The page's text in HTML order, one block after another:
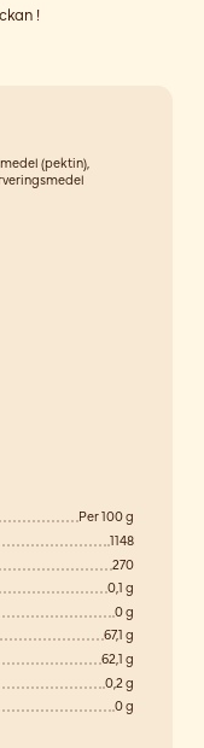
!
(pektin),
Per 100 g
1148
270
0,1 g
0 g
67,1 g
62,1 g
0,2 g
0 g